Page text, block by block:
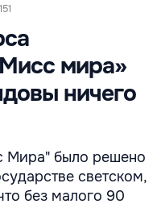
мира»
ничего
Мира" было решено
светском,
без малого 90